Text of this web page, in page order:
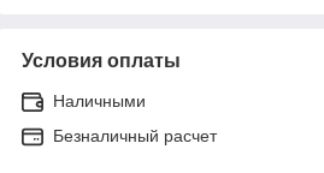
Условия оплаты
Наличными
Безналичный расчет